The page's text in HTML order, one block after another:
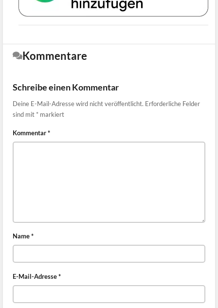
Kommentare
Schreibe einen Kommentar
Deine E-Mail-Adresse wird nicht veröffentlicht. Erforderliche Felder
sind mit * markiert
Kommentar*
Name*
E-Mail-Adresse*